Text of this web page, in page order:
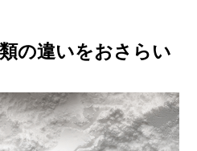
の違いをおさらい